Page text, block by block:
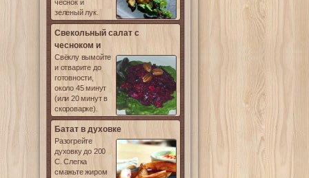
чеснок и
зеленый лук.
Свекольный салат с
чесноком и
Свёклу вымойте
и отварите до
готовности,
около 45 минут
(или 20 минут в
скороварке).
Батат в духовке
Разогрейте
духовку до 200
С. Слегка
смажьте жиром